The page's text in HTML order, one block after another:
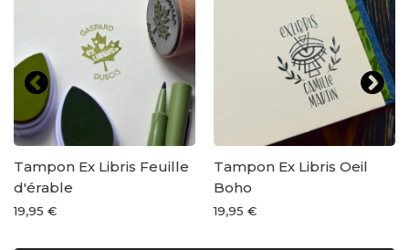
Tampon Ex Libris Feuille
d'érable
19,95 €
Tampon Ex Libris Oeil
Boho
19,95 €